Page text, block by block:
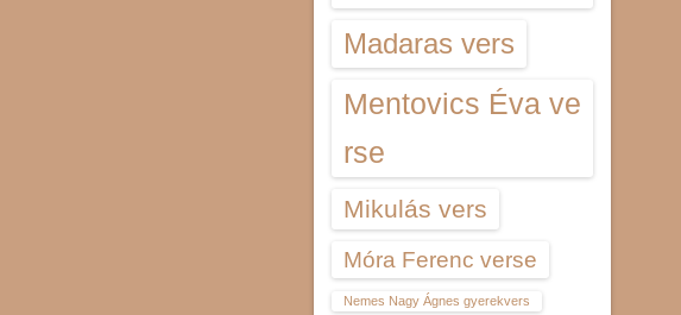
Madaras vers
Mentovics Éva ve
rse
Mikulás vers
Móra Ferenc verse
Nemes Nagy Ágnes gyerekvers